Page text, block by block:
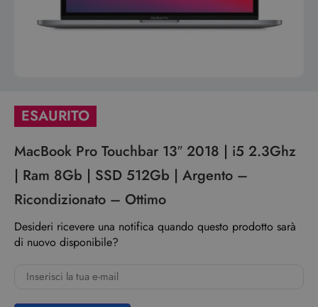
ESAURITO
MacBook Pro Touchbar 13″ 2018 | i5 2.3Ghz
| Ram 8Gb | SSD 512Gb | Argento –
Ricondizionato – Ottimo
Desideri ricevere una notifica quando questo prodotto sarà
di nuovo disponibile?